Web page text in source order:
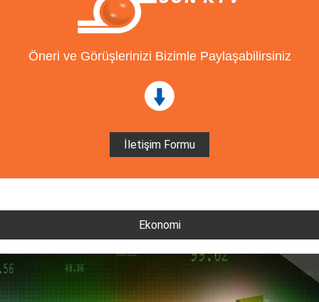
Öneri ve Görüşlerinizi Bizimle Paylaşabilirsiniz
İletişim Formu
Ekonomi